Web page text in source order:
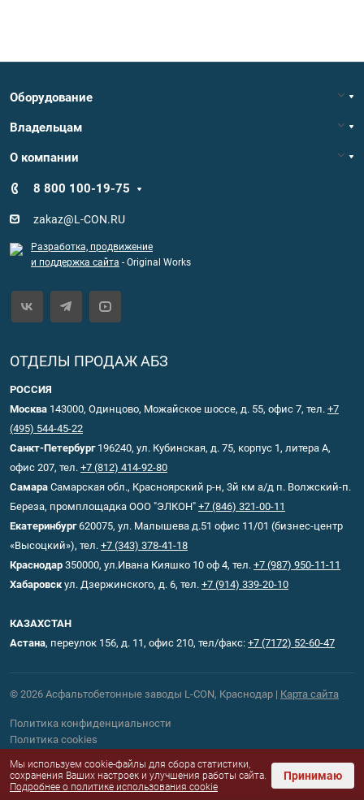
Оборудование
Владельцам
О компании
8 800 100-19-75
zakaz@L-CON.RU
Разработка, продвижение
и поддержка сайта - Original Works
ОТДЕЛЫ ПРОДАЖ АБЗ
РОССИЯ
Москва 143000, Одинцово, Можайское шоссе, д. 55, офис 7, тел. +7
(495) 544-45-22
Санкт-Петербург196240, ул. Кубинская, д. 75, корпус 1, литера А,
офис 207, тел. +7 (812) 414-92-80
Самара Самарская обл., Красноярский р-н, 3й км а/д п. Волжский-п.
Береза, промплощадка ООО "ЭЛКОН" +7 (846) 321-00-11
Екатеринбург620075, ул. Малышева д.51 офис 11/01 (бизнес-центр
«Высоцкий»), тел. +7 (343) 378-41-18
Краснодар 350000, ул.Ивана Кияшко 10 оф 4, тел. +7 (987) 950-11-11
Хабаровск ул. Дзержинского, д. 6, тел. +7 (914) 339-20-10
КАЗАХСТАН
Астана, переулок 156, д. 11, офис 210, тел/факс: +7 (7172) 52-60-47
© 2026 Асфальтобетонные заводы L-CON, Краснодар | Карта сайта
Политика конфиденциальности
Политика cookies
Мы используем cookie-файлы для сбора статистики,
сохранения Ваших настроек и улучшения работы сайта.
Подробнее о политике использования cookie
Принимаю